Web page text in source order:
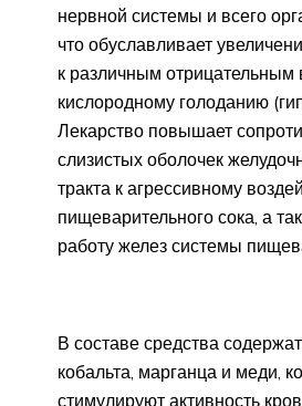
нервной системы и всего
что обуславливает
к различным отрицательным
кислородному голоданию
Лекарство повышает
слизистых оболочек
тракта к агрессивному
пищеварительного сока, а
работу желез системы
В составе средства
кобальта, марганца и меди,
стимулируют активность